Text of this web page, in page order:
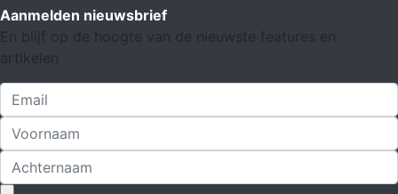
Aanmelden nieuwsbrief
En blijf op de hoogte van de nieuwste features en
artikelen